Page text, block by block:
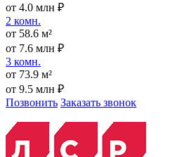
от 4.0 млн ₽
2 комн.
от 58.6 м²
от 7.6 млн ₽
3 комн.
от 73.9 м²
от 9.5 млн ₽
Позвонить Заказать звонок